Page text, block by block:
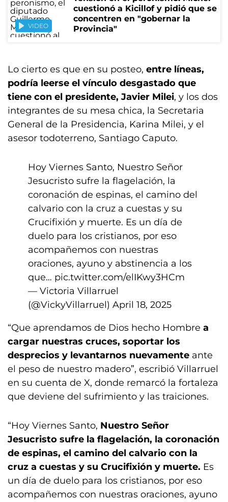
VIDEO
cuestionó a Kicillof y pidió que se
concentren en "gobernar la
Provincia"
Lo cierto es que en su posteo, entre líneas,
podría leerse el vínculo desgastado que
tiene con el presidente, Javier Milei, y los dos
integrantes de su mesa chica, la Secretaria
General de la Presidencia, Karina Milei, y el
asesor todoterreno, Santiago Caputo.
Hoy Viernes Santo, Nuestro Señor
Jesucristo sufre la flagelación, la
coronación de espinas, el camino del
calvario con la cruz a cuestas y su
Crucifixión y muerte. Es un día de
duelo para los cristianos, por eso
acompañemos con nuestras
oraciones, ayuno y abstinencia a los
que… pic.twitter.com/elIKwy3HCm
— Victoria Villarruel
(@VickyVillarruel) April 18, 2025
“Que aprendamos de Dios hecho Hombre a
cargar nuestras cruces, soportar los
desprecios y levantarnos nuevamente ante
el peso de nuestro madero”, escribió Villarruel
en su cuenta de X, donde remarcó la fortaleza
que deviene del sufrimiento y las traiciones.
“Hoy Viernes Santo, Nuestro Señor
Jesucristo sufre la flagelación, la coronación
de espinas, el camino del calvario con la
cruz a cuestas y su Crucifixión y muerte. Es
un día de duelo para los cristianos, por eso
acompañemos con nuestras oraciones, ayuno